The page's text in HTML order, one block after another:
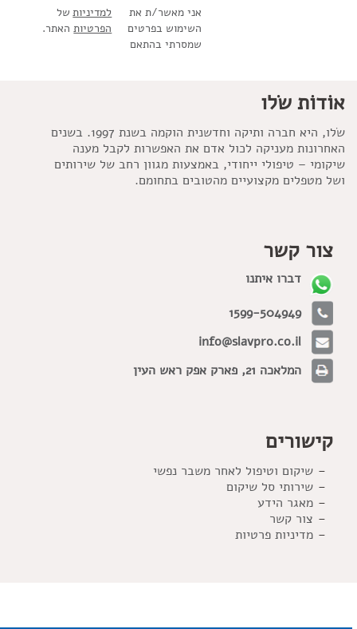
אני מאשר/ת את
השימוש בפרטים
שמסרתי בהתאם
למדיניות
הפרטיות
של
האתר.
אוֹדוֹת שׂלו
שׂלו, היא חברה ותיקה וחדשנית הוקמה בשנת 1997. בשנים
האחרונות מעניקה לכול אדם את האפשרות לקבל מענה
שיקומי – טיפולי ייחודי, באמצעות מגוון רחב של שירותים
ושל מטפלים מקצועיים מהטובים בתחומם.
צור קשר
דברו איתנו
1599-504949
info@slavpro.co.il
המלאכה 21, פארק אפק ראש העין
קישורים
שיקום וטיפול לאחר משבר נפשי
שירותי סל שיקום
מאגר הידע
צור קשר
מדיניות פרטיות